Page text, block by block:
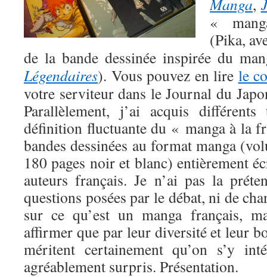
Manga,
«
(Pika,
de la bande dessinée inspirée du
Légendaires). Vous pouvez en lire le
votre serviteur dans le Journal du
Parallèlement, j’ai acquis
définition fluctuante du « manga à la
bandes dessinées au format manga
180 pages noir et blanc) entièrement
auteurs français. Je n’ai pas la
questions posées par le débat, ni de
sur ce qu’est un manga français,
affirmer que par leur diversité et leur
méritent certainement qu’on s’y
agréablement surpris. Présentation.